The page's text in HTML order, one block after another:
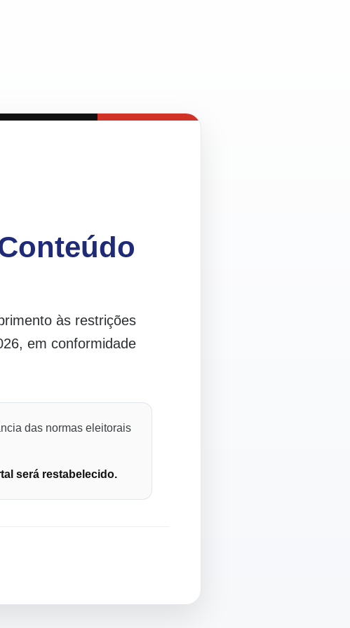
às restrições
em conformidade
das normas eleitorais
será restabelecido.